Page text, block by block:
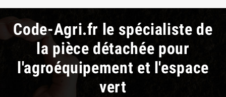
Code-Agri.fr le spécialiste de
la pièce détachée pour
l'agroéquipement et l'espace
vert